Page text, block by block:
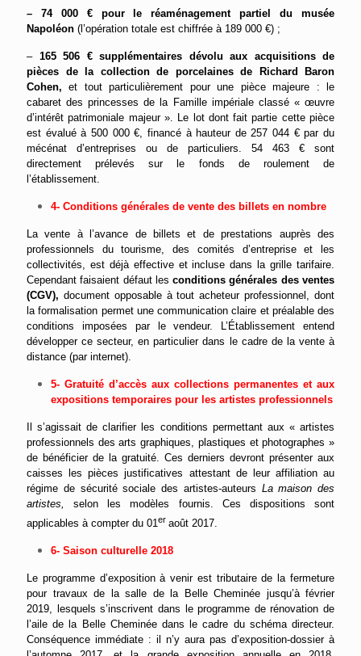
– 74 000 € pour le réaménagement partiel du musée
Napoléon (l’opération totale est chiffrée à 189 000 €) ;
– 165 506 € supplémentaires dévolu aux acquisitions de
pièces de la collection de porcelaines de Richard Baron
Cohen, et tout particulièrement pour une pièce majeure : le
cabaret des princesses de la Famille impériale classé « œuvre
d’intérêt patrimoniale majeur ». Le lot dont fait partie cette pièce
est évalué à 500 000 €, financé à hauteur de 257 044 € par du
mécénat d’entreprises ou de particuliers. 54 463 € sont
directement prélevés sur le fonds de roulement de
l’établissement.
4- Conditions générales de vente des billets en nombre
La vente à l’avance de billets et de prestations auprès des
professionnels du tourisme, des comités d’entreprise et les
collectivités, est déjà effective et incluse dans la grille tarifaire.
Cependant faisaient défaut lesconditions générales des ventes
(CGV), document opposable à tout acheteur professionnel, dont
la formalisation permet une communication claire et préalable des
conditions imposées par le vendeur. L’Établissement entend
développer ce secteur, en particulier dans le cadre de la vente à
distance (par internet).
5- Gratuité d’accès aux collections permanentes et aux
expositions temporaires pour les artistes professionnels
Il s’agissait de clarifier les conditions permettant aux « artistes
professionnels des arts graphiques, plastiques et photographes »
de bénéficier de la gratuité. Ces derniers devront présenter aux
caisses les pièces justificatives attestant de leur affiliation au
régime de sécurité sociale des artistes-auteurs La maison des
artistes,
selon les modèles fournis. Ces dispositions sont
applicables à compter du 01 er août 2017.
6- Saison culturelle 2018
Le programme d’exposition à venir est tributaire de la fermeture
pour travaux de la salle de la Belle Cheminée jusqu’à février
2019, lesquels s’inscrivent dans le programme de rénovation de
l’aile de la Belle Cheminée dans le cadre du schéma directeur.
Conséquence immédiate : il n’y aura pas d’exposition-dossier à